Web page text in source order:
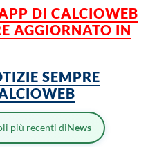
DI CALCIOWEB
AGGIORNATO IN
SEMPRE
più recenti diNews